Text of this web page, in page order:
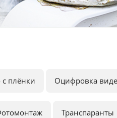
плёнки Оцифровка
Транспаранты